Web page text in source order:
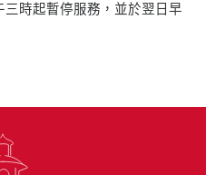
時起暫停服務，並於翌日早